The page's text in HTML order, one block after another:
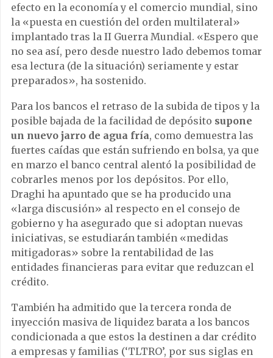
efecto en la economía y el comercio mundial, sino
la «puesta en cuestión del orden multilateral»
implantado tras la II Guerra Mundial. «Espero que
no sea así, pero desde nuestro lado debemos tomar
esa lectura (de la situación) seriamente y estar
preparados», ha sostenido.
Para los bancos el retraso de la subida de tipos y la
posible bajada de la facilidad de depósito supone
un nuevo jarro de agua fría, como demuestra las
fuertes caídas que están sufriendo en bolsa, ya que
en marzo el banco central alentó la posibilidad de
cobrarles menos por los depósitos. Por ello,
Draghi ha apuntado que se ha producido una
«larga discusión» al respecto en el consejo de
gobierno y ha asegurado que si adoptan nuevas
iniciativas, se estudiarán también «medidas
mitigadoras» sobre la rentabilidad de las
entidades financieras para evitar que reduzcan el
crédito.
También ha admitido que la tercera ronda de
inyección masiva de liquidez barata a los bancos
condicionada a que estos la destinen a dar crédito
a empresas y familias (‘TLTRO’, por sus siglas en